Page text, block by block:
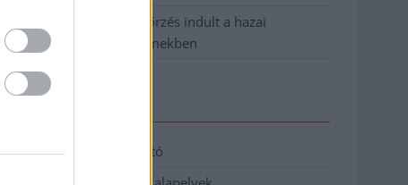
Átfogó országos ellenőrzés indult a hazai
akkumulátoripari üzemekben
Elérhetőség
Adatkezelési tájékoztató